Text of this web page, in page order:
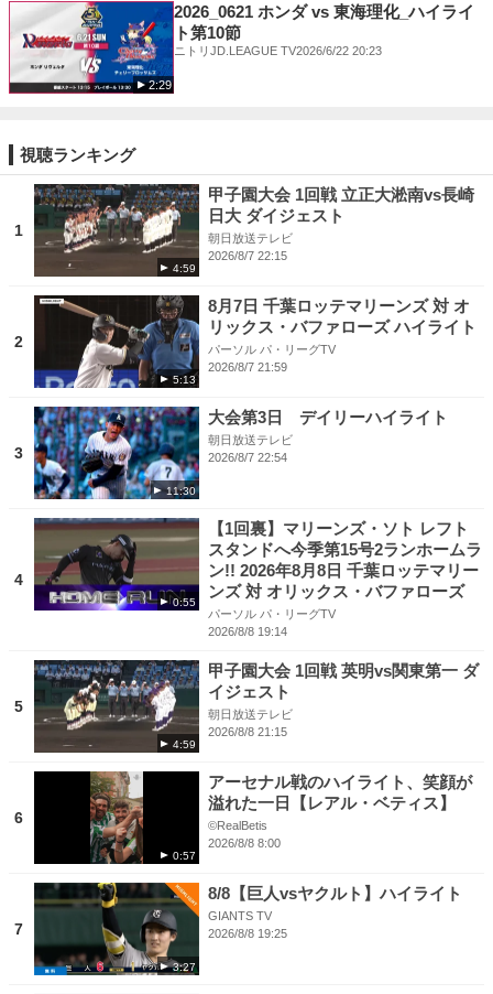
2:29
2026_0621 ホンダ vs 東海理化_ハイライ
ト第10節
ニトリJD.LEAGUE TV2026/6/22 20:23
視聴ランキング
1
4:59
甲子園大会 1回戦 立正大淞南vs長崎
日大 ダイジェスト
朝日放送テレビ
2026/8/7 22:15
2
5:13
8月7日 千葉ロッテマリーンズ 対 オ
リックス・バファローズ ハイライト
パーソル パ・リーグTV
2026/8/7 21:59
3
11:30
大会第3日 デイリーハイライト
朝日放送テレビ
2026/8/7 22:54
4
0:55
【1回裏】マリーンズ・ソト レフト
スタンドへ今季第15号2ランホームラ
ン!! 2026年8月8日 千葉ロッテマリー
ンズ 対 オリックス・バファローズ
パーソル パ・リーグTV
2026/8/8 19:14
5
4:59
甲子園大会 1回戦 英明vs関東第一 ダ
イジェスト
朝日放送テレビ
2026/8/8 21:15
6
0:57
アーセナル戦のハイライト、笑顔が
溢れた一日【レアル・ベティス】
©RealBetis
2026/8/8 8:00
7
3:27
8/8【巨人vsヤクルト】ハイライト
GIANTS TV
2026/8/8 19:25